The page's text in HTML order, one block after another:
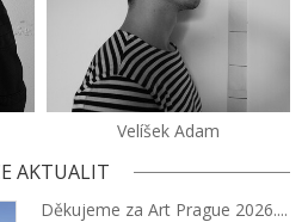
Velíšek Adam
AKTUALIT
Děkujeme za Art Prague 2026....